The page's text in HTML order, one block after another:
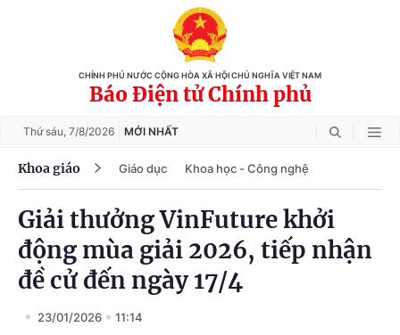
CHÍNH PHỦ NƯỚC CỘNG HÒA XÃ HỘI CHỦ NGHĨA VIỆT NAM
Báo Điện tử Chính phủ
Thứ sáu, 7/8/2026 MỚI NHẤT
Khoa giáo Giáo dục Khoa học - Công nghệ
Giải thưởng VinFuture khởi
động mùa giải 2026, tiếp nhận
đề cử đến ngày 17/4
23/01/2026 11:14